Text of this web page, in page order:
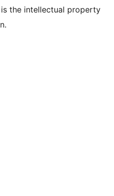
the intellectual property